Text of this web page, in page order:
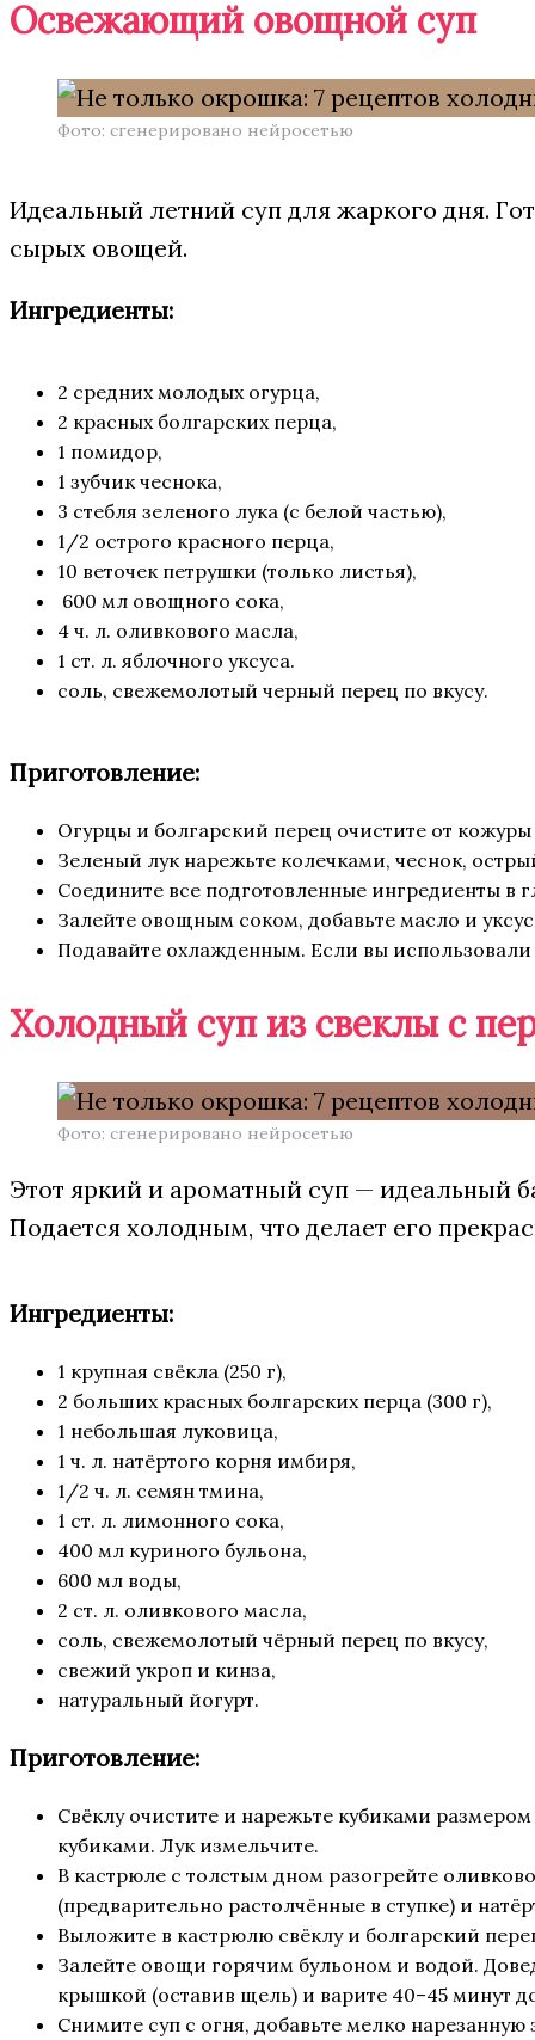
Освежающий овощной суп
Фото: сгенерировано нейросетью
Идеальный летний суп для жаркого дня.
сырых овощей.
Ингредиенты:
2 средних молодых огурца,
2 красных болгарских перца,
1 помидор,
1 зубчик чеснока,
3 стебля зеленого лука (с белой частью),
1/2 острого красного перца,
10 веточек петрушки (только листья),
600 мл овощного сока,
4 ч. л. оливкового масла,
1 ст. л. яблочного уксуса.
соль, свежемолотый черный перец по вкусу.
Приготовление:
Огурцы и болгарский перец очистите от
Зеленый лук нарежьте колечками, чеснок,
Соедините все подготовленные ингредиенты в
Залейте овощным соком, добавьте масло и
Подавайте охлажденным. Если вы
Холодный суп из свеклы с
Фото: сгенерировано нейросетью
Этот яркий и ароматный суп — идеальный
Подается холодным, что делает его
Ингредиенты:
1 крупная свёкла (250 г),
2 больших красных болгарских перца (300 г),
1 небольшая луковица,
1 ч. л. натёртого корня имбиря,
1/2 ч. л. семян тмина,
1 ст. л. лимонного сока,
400 мл куриного бульона,
600 мл воды,
2 ст. л. оливкового масла,
соль, свежемолотый чёрный перец по вкусу,
свежий укроп и кинза,
натуральный йогурт.
Приготовление:
Свёклу очистите и нарежьте кубиками
кубиками. Лук измельчите.
В кастрюле с толстым дном разогрейте
(предварительно растолчённые в ступке) и
Выложите в кастрюлю свёклу и болгарский
Залейте овощи горячим бульоном и водой.
крышкой (оставив щель) и варите 40–45 минут
Снимите суп с огня, добавьте мелко